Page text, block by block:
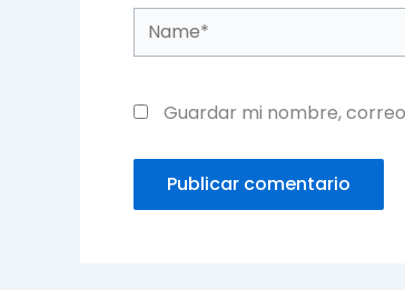
Name*
Guardar mi nombre,